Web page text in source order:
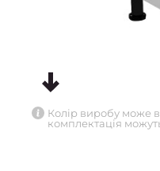
Колір виробу може
комплектація